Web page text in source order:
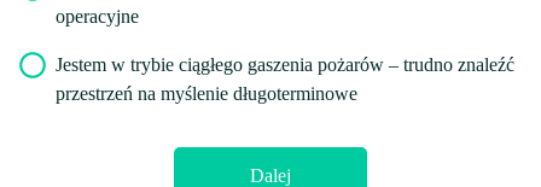
operacyjne
Jestem w trybie ciągłego gaszenia pożarów – trudno znaleźć
przestrzeń na myślenie długoterminowe
Dalej